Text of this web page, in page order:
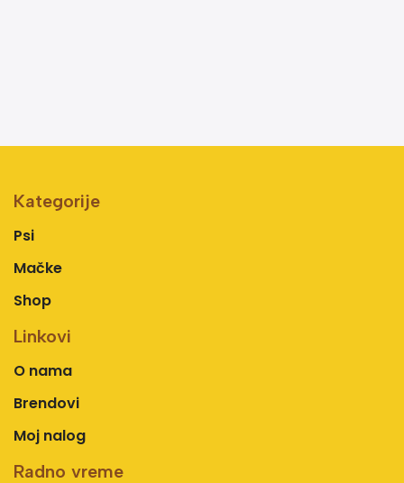
Kategorije
Psi
Mačke
Shop
Linkovi
O nama
Brendovi
Moj nalog
Radno vreme